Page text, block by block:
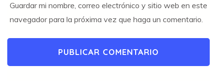
Guardar mi nombre, correo electrónico y sitio web en este
navegador para la próxima vez que haga un comentario.